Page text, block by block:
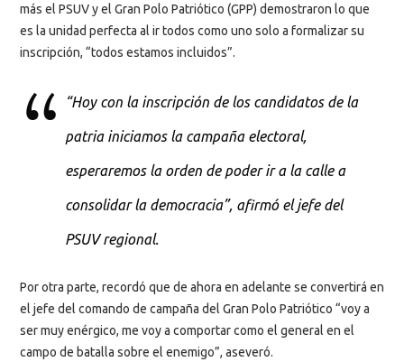
más el PSUV y el Gran Polo Patriótico (GPP) demostraron lo que
es la unidad perfecta al ir todos como uno solo a formalizar su
inscripción, “todos estamos incluidos”.
“Hoy con la inscripción de los candidatos de la
patria iniciamos la campaña electoral,
esperaremos la orden de poder ir a la calle a
consolidar la democracia”, afirmó el jefe del
PSUV regional.
Por otra parte, recordó que de ahora en adelante se convertirá en
el jefe del comando de campaña del Gran Polo Patriótico “voy a
ser muy enérgico, me voy a comportar como el general en el
campo de batalla sobre el enemigo”, aseveró.